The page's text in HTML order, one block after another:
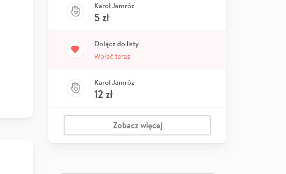
Karol Jamróz
5zł
Dołącz do listy
Wpłać teraz
Karol Jamróz
12 zł
Zobacz więcej